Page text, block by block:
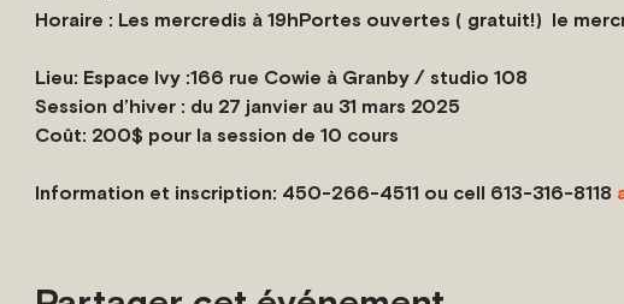
Horaire : Les mercredis à 19hPortes ouvertes ( gratuit!)  le
Lieu: Espace Ivy :166 rue Cowie à Granby / studio 108
Session d’hiver : du 27 janvier au 31 mars 2025
Coût: 200$ pour la
Information et inscription: 450-266-4511 ou cell 613-316-8118